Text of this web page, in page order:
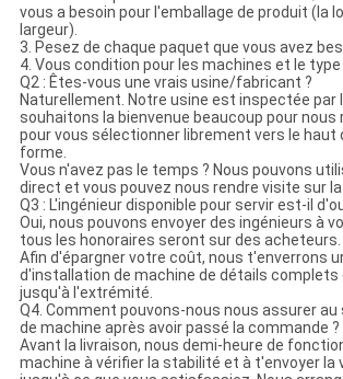
vous a besoin pour l'emballage de produit (la
largeur).
3. Pesez de chaque paquet que vous avez
4. Vous condition pour les machines et le type
Q2 : Êtes-vous une vrais usine/fabricant ?
Naturellement. Notre usine est inspectée par
souhaitons la bienvenue beaucoup pour nous
pour vous sélectionner librement vers le haut
forme.
Vous n'avez pas le temps ? Nous pouvons
direct et vous pouvez nous rendre visite sur la
Q3 : L'ingénieur disponible pour servir est-il
Oui, nous pouvons envoyer des ingénieurs à
tous les honoraires seront sur des acheteurs.
Afin d'épargner votre coût, nous t'enverrons
d'installation de machine de détails complets
jusqu'à l'extrémité.
Q4. Comment pouvons-nous nous assurer au
de machine après avoir passé la commande ?
Avant la livraison, nous demi-heure de
machine à vérifier la stabilité et à t'envoyer la